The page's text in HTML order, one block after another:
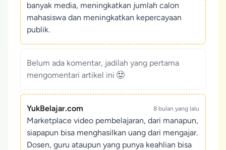
banyak media, meningkatkan jumlah calon
mahasiswa dan meningkatkan kepercayaan
publik.
Belum ada komentar, jadilah yang pertama
mengomentari artikel ini
YukBelajar.com 8 bulan yang lalu
Marketplace video pembelajaran, dari manapun,
siapapun bisa menghasilkan uang dari mengajar.
Dosen, guru ataupun yang punya keahlian bisa